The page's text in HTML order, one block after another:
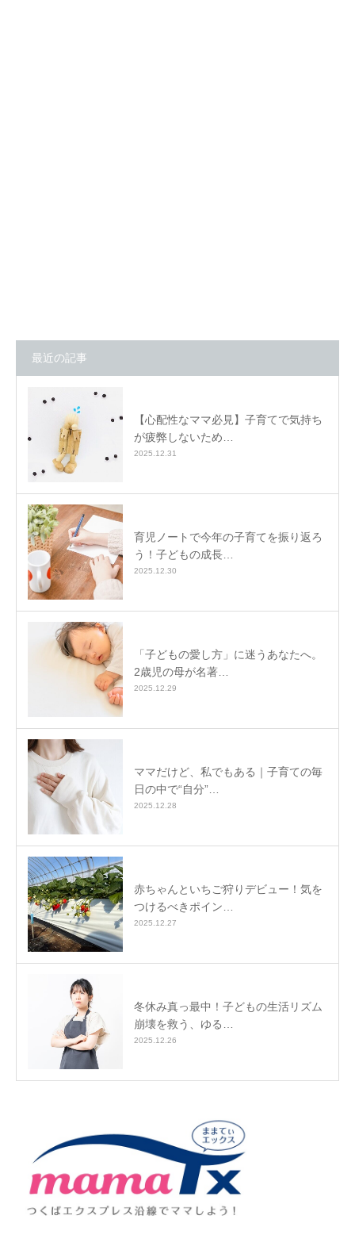
最近の記事
【心配性なママ必見】子育てで気持ち
が疲弊しないため…
2025.12.31
育児ノートで今年の子育てを振り返ろ
う！子どもの成長…
2025.12.30
「子どもの愛し方」に迷うあなたへ。
2歳児の母が名著…
2025.12.29
ママだけど、私でもある｜子育ての毎
日の中で“自分”…
2025.12.28
赤ちゃんといちご狩りデビュー！気を
つけるべきポイン…
2025.12.27
冬休み真っ最中！子どもの生活リズム
崩壊を救う、ゆる…
2025.12.26